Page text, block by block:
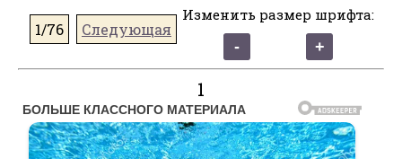
1/76 Следующая
Изменить размер шрифта:
1